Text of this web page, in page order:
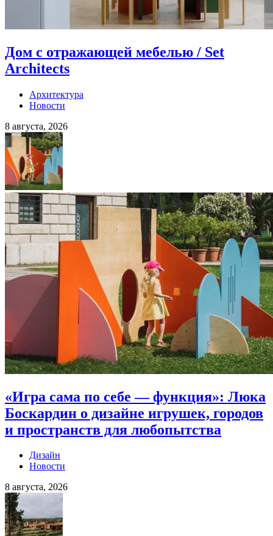
Дом с отражающей мебелью / Set
Architects
Архитектура
Новости
8 августа, 2026
«Игра сама по себе — функция»: Люка
Боскардин о дизайне игрушек, городов
и пространств для любопытства
Дизайн
Новости
8 августа, 2026